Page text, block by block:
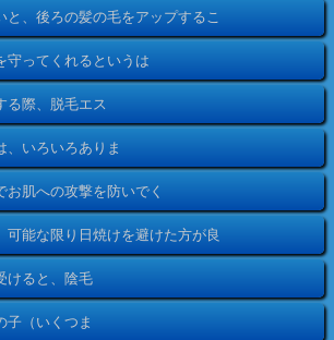
と、後ろの髪の毛をアップするこ
守ってくれるというは
る際、脱毛エス
、いろいろありま
肌への攻撃を防いでく
可能な限り日焼けを避けた方が良
けると、陰毛
子（いくつま